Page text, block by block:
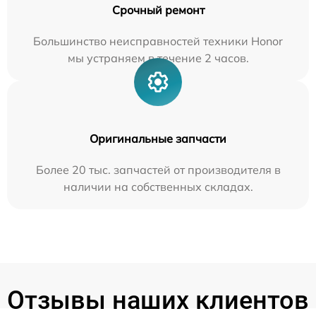
Срочный ремонт
Большинство неисправностей техники Honor
мы устраняем в течение 2 часов.
Оригинальные запчасти
Более 20 тыс. запчастей от производителя в
наличии на собственных складах.
Отзывы наших клиентов